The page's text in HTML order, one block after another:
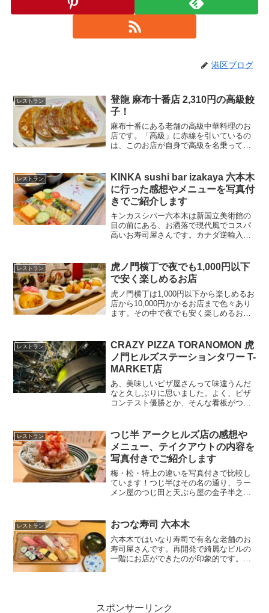
港区ブログ
レストラン
登龍 麻布十番店 2,310円の高級餃
子！
麻布十番にある老舗の高級中華料理のお
店です。「高級」に赤線を引いているの
は、このお店が自身で高級を名乗って、
ウエイターさんが接客をしてくれ、メニ
ューの価格も驚くほど高い...
レストラン
KINKA sushi bar izakaya 六本木
に行った感想やメニューを写真付
きでご紹介します
キンカスシバー六本木は新国立美術館の
目の前にある、お洒落で現代風でコスパ
高いお寿司屋さんです。カナダ逆輸入の
もご紹介していますが、ボックスシート
があるので、子連れで気軽...
レストラン
虎ノ門横丁で夜でも1,000円以下
で安く楽しめるお店
虎ノ門横丁は1,000円以下から楽しめるお
店から10,000円かかるお店まで色々あり
ます。その中で夜でも安く楽しめるお店
ススメのお店はこちらを参考にしてみて
くださ...
レストラン
CRAZY PIZZA TORANOMON 虎
ノ門ヒルズステーションタワー T-
MARKET店
あ、美味しいピザ屋さんって味違うんだ
なと久しぶりに思いました。よく、ピザ
コンテスト優勝とか、そんな看板がつい
ですが、CRZAY PIZZAは美味しいし新し
いと思いました...
レストラン
つじ半 アークヒルズ店の感想や
メニュー、テイクアウトの内容を
写真付きでご紹介します
梅・松・特上の違いを写真付きで比較し
ています！つじ半はその名の通り、ラー
メン屋のつじ田と天ぷら屋の金子半之助
れる形でつじ半がオープンしているの
で、面白い光景となっていま...
レストラン おつな寿司 六本木
六本木ではいなり寿司で有名な老舗のお
寿司屋さんです。再開発で綺麗なビルの
一階にお店ができたのが印象的です。ラ
スポンサーリンク